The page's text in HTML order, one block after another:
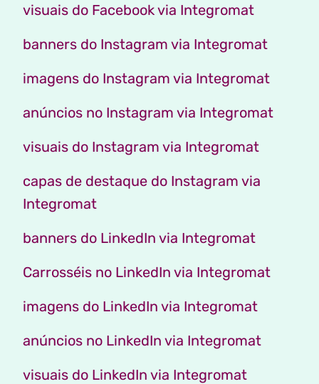
visuais do Facebook via Integromat
banners do Instagram via Integromat
imagens do Instagram via Integromat
anúncios no Instagram via Integromat
visuais do Instagram via Integromat
capas de destaque do Instagram via
Integromat
banners do LinkedIn via Integromat
Carrosséis no LinkedIn via Integromat
imagens do LinkedIn via Integromat
anúncios no LinkedIn via Integromat
visuais do LinkedIn via Integromat